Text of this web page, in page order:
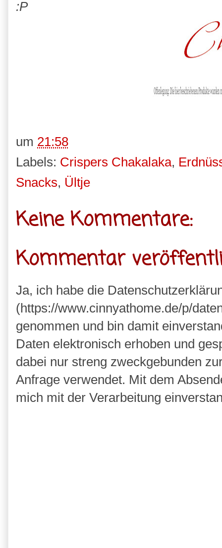
:P
um 21:58
Labels: Crispers Chakalaka,
Snacks, Ültje
Keine Kommentare:
Kommentar
Ja, ich habe die
(https://www.cinnyathome.de/p/
genommen und bin damit
Daten elektronisch erhoben und
dabei nur streng zweckgebunden
Anfrage verwendet. Mit dem
mich mit der Verarbeitung